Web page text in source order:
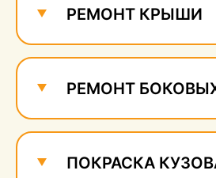
РЕМОНТ КРЫШИ
РЕМОНТ
ПОКРАСКА